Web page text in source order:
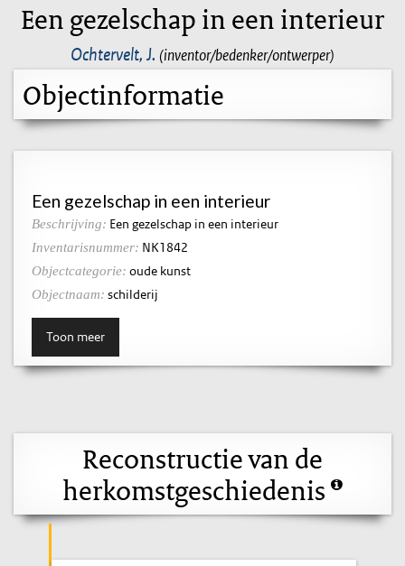
Een gezelschap in een interieur
Ochtervelt, J. (inventor/bedenker/ontwerper)
Objectinformatie
Een gezelschap in een interieur
Beschrijving: Een gezelschap in een interieur
Inventarisnummer: NK1842
Objectcategorie: oude kunst
Objectnaam: schilderij
Toon meer
Reconstructie van de
herkomstgeschiedenis